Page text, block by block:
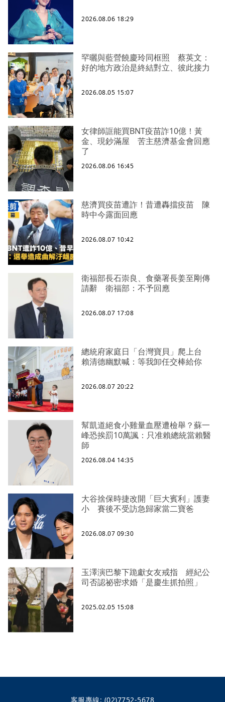
2026.08.06 18:29
罕曬與藍營饒慶玲同框照 蔡英文：
好的地方政治是終結對立、彼此接力
2026.08.05 15:07
女律師誆能買BNT疫苗詐10億！黃
金、現鈔滿屋 苦主慈濟基金會回應
了
2026.08.06 16:45
慈濟買疫苗遭詐！昔遭轟擋疫苗 陳
時中今露面回應
2026.08.07 10:42
衛福部長石崇良、食藥署長姜至剛傳
請辭 衛福部：不予回應
2026.08.07 17:08
總統府家庭日「台灣寶貝」爬上台
賴清德幽默喊：等我卸任交棒給你
2026.08.07 20:22
幫凱道絕食小雞量血壓遭檢舉？蘇一
峰恐挨罰10萬諷：只准賴總統當賴醫
師
2026.08.04 14:35
大谷捨保時捷改開「巨大賓利」護妻
小 賽後不受訪急歸家當二寶爸
2026.08.07 09:30
玉澤演巴黎下跪獻女友戒指 經紀公
司否認祕密求婚「是慶生抓拍照」
2025.02.05 15:08
客服專線: (02)7752-5678